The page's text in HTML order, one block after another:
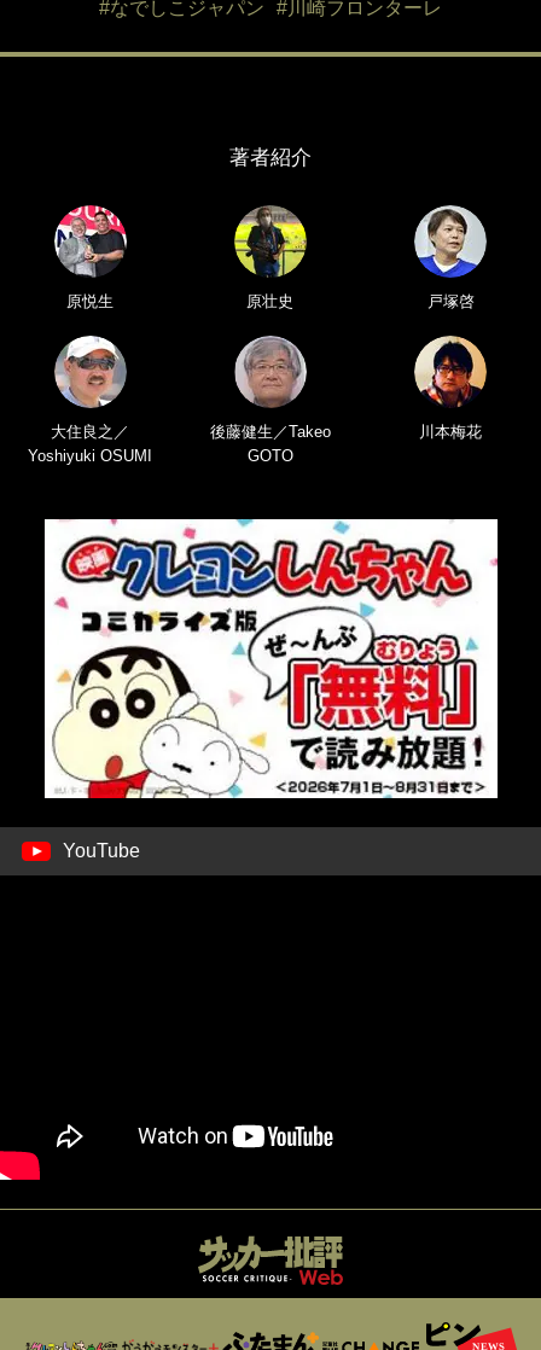
#なでしこジャパン
#川崎フロンターレ
著者紹介
原悦生 原壮史 戸塚啓
大住良之／
Yoshiyuki OSUMI
後藤健生／Takeo
GOTO
川本梅花
YouTube